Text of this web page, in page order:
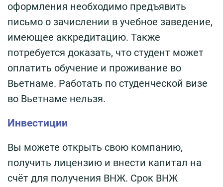
оформления необходимо предъявить
письмо о зачислении в учебное заведение,
имеющее аккредитацию. Также
потребуется доказать, что студент может
оплатить обучение и проживание во
Вьетнаме. Работать по студенческой визе
во Вьетнаме нельзя.
Инвестиции
Вы можете открыть свою компанию,
получить лицензию и внести капитал на
счёт для получения ВНЖ. Срок ВНЖ